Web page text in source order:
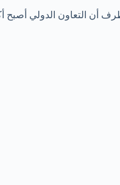
أن التعاون الدولي